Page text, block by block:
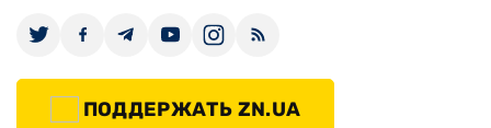
ПОДДЕРЖАТЬ ZN.UA